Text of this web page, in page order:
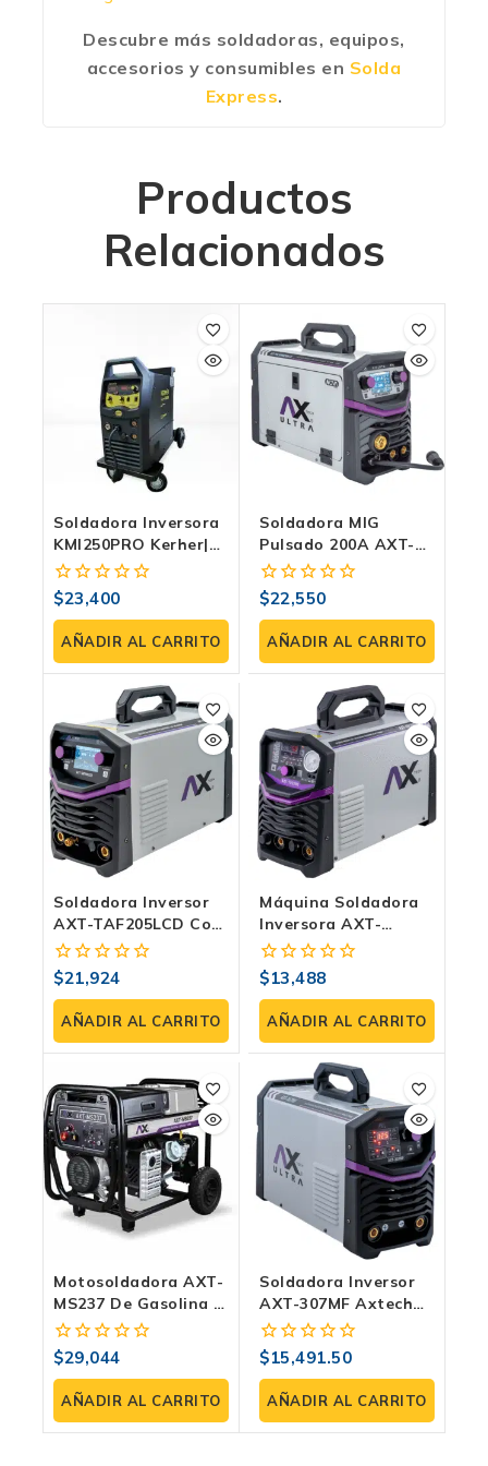
Descubre más soldadoras, equipos,
accesorios y consumibles en Solda
Express.
Productos
Relacionados
Soldadora Inversora
KMI250PRO Kerher|
Microalambre 250
Amp | Tecnología
Alemana
0
fuera
de
5
$23,400
AÑADIR AL CARRITO
Soldadora MIG
Pulsado 200A AXT-
PULSEMIG200LCD |
MIG Con Pulso/Doble
Pulso, TIG Lift Y MMA
| 220V
0
fuera
de
5
$22,550
AÑADIR AL CARRITO
Soldadora Inversor
AXT-TAF205LCD Con
TIG Alta Frecuencia.
Ideal En Soldadura
Profesional CD/CA
Para Aluminio Y
0
fuera
de
5
$21,924
AÑADIR AL CARRITO
Máquina Soldadora
Inversora AXT-
TEC200 | Electrodo,
Tig HF Y Plasma 200
Amp
0
fuera
de
5
$13,488
AÑADIR AL CARRITO
Motosoldadora AXT-
MS237 De Gasolina |
50-200 Amp, 120V,
14HP | Incluye
Marcha, Batería Y
Llantas
0
fuera
de
5
$29,044
AÑADIR AL CARRITO
Soldadora Inversor
AXT-307MF Axtech
300 Amp Con
Electrodo Y TIG LIFT
Multifase
0
fuera
de
5
$15,491.50
AÑADIR AL CARRITO